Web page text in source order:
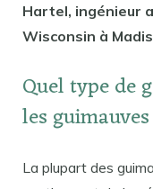
Hartel, ingénieur
Wisconsin à
Quel type de
les
La plupart des